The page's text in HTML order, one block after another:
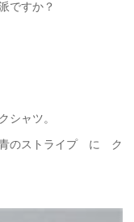
ですか？
シャツ。
のストライプ に ク